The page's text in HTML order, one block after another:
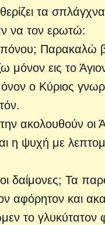
τα
να τον ερωτώ:
Παρακαλώ
μόνον εις το
ο Κύριος
ακολουθούν οι
η ψυχή με
δαίμονες; Τα
αφόρητον και
το γλυκύτατον